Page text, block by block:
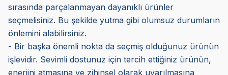
sırasında parçalanmayan dayanıklı ürünler
seçmelisiniz. Bu şekilde yutma gibi olumsuz durumların
önlemini alabilirsiniz.
- Bir başka önemli nokta da seçmiş olduğunuz ürünün
işlevidir. Sevimli dostunuz için tercih ettiğiniz ürünün,
enerjini atmasına ve zihinsel olarak uyarılmasına